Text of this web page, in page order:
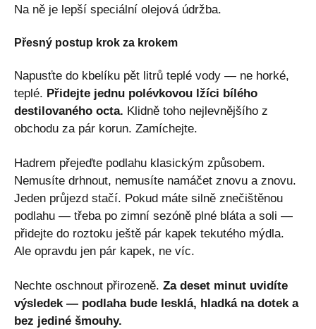
Na ně je lepší speciální olejová údržba.
Přesný postup krok za krokem
Napusťte do kbelíku pět litrů teplé vody — ne horké,
teplé. Přidejte jednu polévkovou lžíci bílého
destilovaného octa. Klidně toho nejlevnějšího z
obchodu za pár korun. Zamíchejte.
Hadrem přejeďte podlahu klasickým způsobem.
Nemusíte drhnout, nemusíte namáčet znovu a znovu.
Jeden průjezd stačí. Pokud máte silně znečištěnou
podlahu — třeba po zimní sezóně plné bláta a soli —
přidejte do roztoku ještě pár kapek tekutého mýdla.
Ale opravdu jen pár kapek, ne víc.
Nechte oschnout přirozeně. Za deset minut uvidíte
výsledek — podlaha bude lesklá, hladká na dotek a
bez jediné šmouhy.